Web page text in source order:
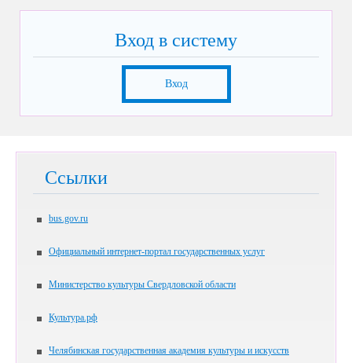
Вход в систему
Вход
Ссылки
bus.gov.ru
Официальный интернет-портал государственных услуг
Министерство культуры Свердловской области
Культура.рф
Челябинская государственная академия культуры и искусств